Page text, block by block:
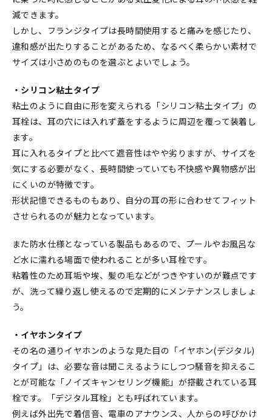
減できます。
しかし、フランジタイプは長時間使用すると痛みを感じたり、
違和感が出たりすることがあるため、なるべく柔らかい素材で
サイズは小さめのものを選ぶとよいでしょう。
・シリコン粘土タイプ
粘土のように自由に形を変えられる「シリコン粘土タイプ」の
耳栓は、耳の穴には入れず蓋をするように周辺を覆って装着し
ます。
耳に入れるタイプと比べて遮音性はやや劣りますが、サイズを
気にする必要がなく、長時間使っていても不快感や異物感が出
にくいのが特徴です。
形状記憶できるものもあり、自分の耳の形に合わせてフィット
させられるのが魅力となっています。
また防水仕様となっている製品もあるので、プールやお風呂な
ど水に濡れる場面で使われることが多い耳栓です。
粘着性のため耳垢や埃、髪の毛などがつきやすいのが難点です
が、洗って繰り返し使えるので定期的にメンテナンスしましょ
う。
・イヤホンタイプ
その名の通りイヤホンのような見た目の「イヤホン(デジタル)
タイプ」は、必要な音は聞こえるようにしつつ騒音を抑えるこ
とが可能な「ノイズキャンセリング機能」が搭載されている耳
栓です。「デジタル耳栓」とも呼ばれています。
例えば外出先で着信音、電車のアナウンス、人からの呼びかけ